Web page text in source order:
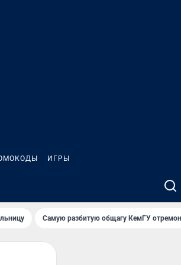
ИГРЫ
Самую разбитую общагу КемГУ